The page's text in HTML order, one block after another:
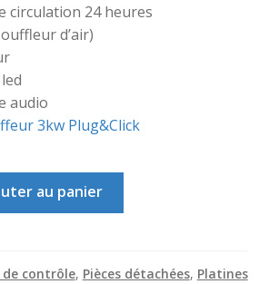
circulation 24 heures
d’air)
audio
3kw Plug&Click
au panier
contrôle, Pièces détachées, Platines